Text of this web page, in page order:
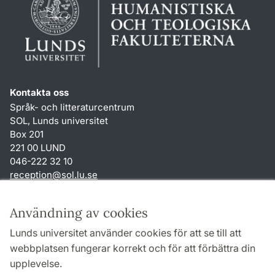
Användning av cookies
Lunds universitet använder cookies för att se till att
webbplatsen fungerar korrekt och för att förbättra din
upplevelse.
Kontakta oss
Språk- och litteraturcentrum
SOL, Lunds universitet
Box 201
221 00 LUND
046-222 32 10
reception@sol.lu.se
Genvägar
Om webbplatsen och cookies
Behandling av personuppgifter
Tillgänglighetsredogörelse